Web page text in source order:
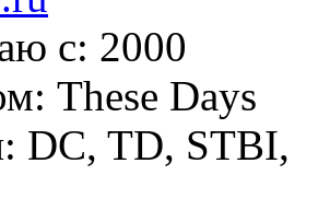
с: 2000
These Days
DC, TD, STBI,